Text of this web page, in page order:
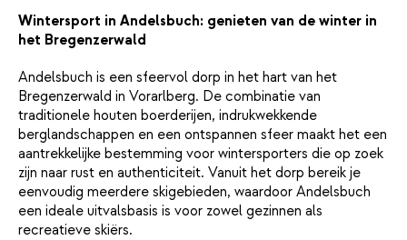
Wintersport in Andelsbuch: genieten van de winter in
het Bregenzerwald
Andelsbuch is een sfeervol dorp in het hart van het
Bregenzerwald in Vorarlberg. De combinatie van
traditionele houten boerderijen, indrukwekkende
berglandschappen en een ontspannen sfeer maakt het een
aantrekkelijke bestemming voor wintersporters die op zoek
zijn naar rust en authenticiteit. Vanuit het dorp bereik je
eenvoudig meerdere skigebieden, waardoor Andelsbuch
een ideale uitvalsbasis is voor zowel gezinnen als
recreatieve skiërs.